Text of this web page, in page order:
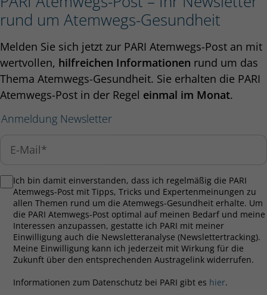
rund um Atemwegs-Gesundheit
Melden Sie sich jetzt zur PARI Atemwegs-Post an mit
wertvollen, hilfreichen Informationen rund um das
Thema Atemwegs-Gesundheit. Sie erhalten die PARI
Atemwegs-Post in der Regel einmal im Monat.
Anmeldung Newsletter
Ich bin damit einverstanden, dass ich regelmäßig die PARI
Atemwegs-Post mit Tipps, Tricks und Expertenmeinungen zu
allen Themen rund um die Atemwegs-Gesundheit erhalte. Um
die PARI Atemwegs-Post optimal auf meinen Bedarf und meine
Interessen anzupassen, gestatte ich PARI mit meiner
Einwilligung auch die Newsletteranalyse (Newslettertracking).
Meine Einwilligung kann ich jederzeit mit Wirkung für die
Zukunft über den entsprechenden Austragelink widerrufen.
Informationen zum Datenschutz bei PARI gibt es hier.